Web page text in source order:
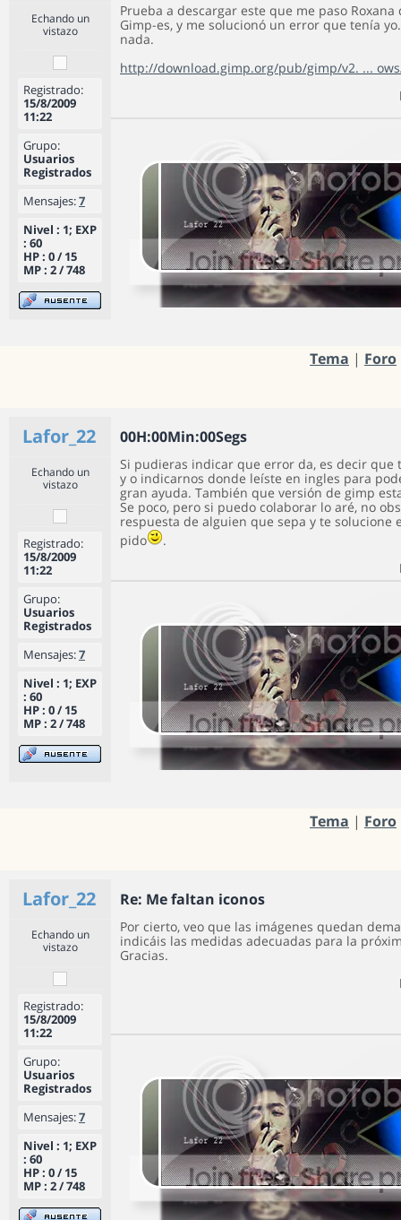
Echando un
vistazo
Registrado:
15/8/2009
11:22
Grupo:
Usuarios
Registrados
Mensajes:7
Nivel : 1; EXP
: 60
HP : 0 / 15
MP : 2 / 748
Prueba a descargar este que me paso
Gimp-es, y me solucionó un error que tenía
nada.
http://download.gimp.org/pub/gimp/v2. ...
Tema | Foro
Lafor_22 00H:00Min:00Segs
Echando un
vistazo
Registrado:
15/8/2009
11:22
Grupo:
Usuarios
Registrados
Mensajes:7
Nivel : 1; EXP
: 60
HP : 0 / 15
MP : 2 / 748
Si pudieras indicar que error da, es decir
y o indicarnos donde leíste en ingles para
gran ayuda. También que versión de gimp
Se poco, pero si puedo colaborar lo aré, no
respuesta de alguien que sepa y te solucione
pido
.
Tema | Foro
Lafor_22 Re: Me faltan iconos
Echando un
vistazo
Registrado:
15/8/2009
11:22
Grupo:
Usuarios
Registrados
Mensajes:7
Nivel : 1; EXP
: 60
HP : 0 / 15
MP : 2 / 748
Por cierto, veo que las imágenes quedan
indicáis las medidas adecuadas para la
Gracias.